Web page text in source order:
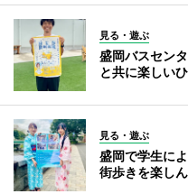
見る・遊ぶ
盛岡バスセン
と共に楽しい
見る・遊ぶ
盛岡で学生に
街歩きを楽し